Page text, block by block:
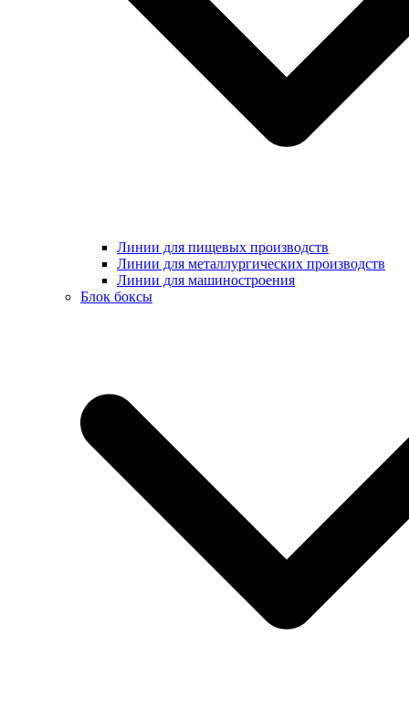
Линии для пищевых производств
Линии для металлургических производств
Линии для машиностроения
Блок боксы